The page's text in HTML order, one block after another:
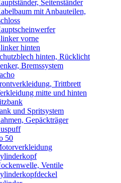
Seitenständer
mit Anbauteilen,
vorne
hinten
hinten, Rücklicht
Bremssystem
Trittbrett
mitte und hinten
und Spritsystem
Gepäckträger
50
Ventile